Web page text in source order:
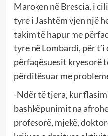
Maroken në Brescia, i
tyre i Jashtëm vjen një
takim të hapur me
tyre në Lombardi, për
përfaqësuesit kryesorë
përditësuar me
-Ndër të tjera, kur
bashkëpunimit na
profesorë, mjekë,